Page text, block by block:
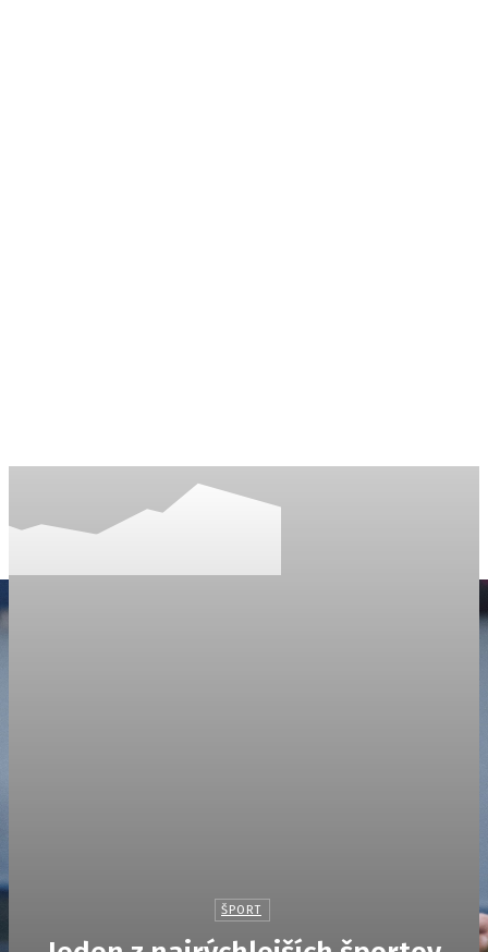
Svetaktivit.sk
Informácie na každý deň.
ŠPORT